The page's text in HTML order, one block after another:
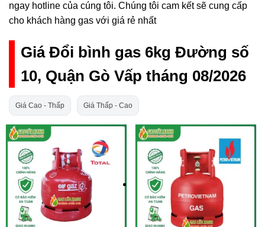
ngay hotline của cúng tôi. Chúng tôi cam kết sẽ cung cấp
cho khách hàng gas với giá rẻ nhất
Giá Đổi bình gas 6kg Đường số
10, Quận Gò Vấp tháng 08/2026
Giá Cao - Thấp Giá Thấp - Cao